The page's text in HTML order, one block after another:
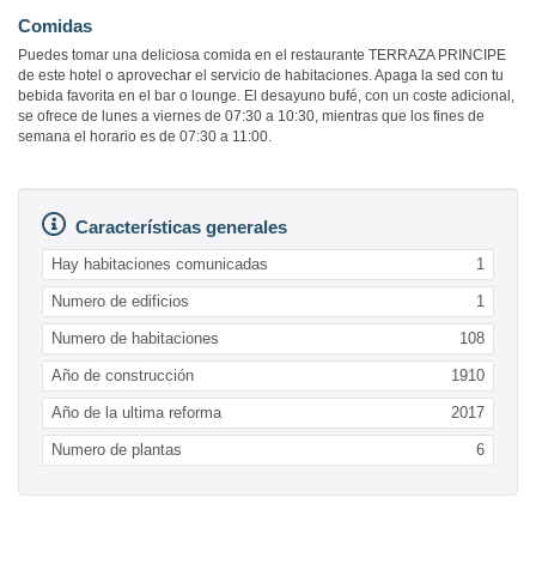
Comidas
Puedes tomar una deliciosa comida en el restaurante TERRAZA PRINCIPE
de este hotel o aprovechar el servicio de habitaciones. Apaga la sed con tu
bebida favorita en el bar o lounge. El desayuno bufé, con un coste adicional,
se ofrece de lunes a viernes de 07:30 a 10:30, mientras que los fines de
semana el horario es de 07:30 a 11:00.
Características generales
Hay habitaciones comunicadas 1
Numero de edificios 1
Numero de habitaciones 108
Año de construcción 1910
Año de la ultima reforma 2017
Numero de plantas 6